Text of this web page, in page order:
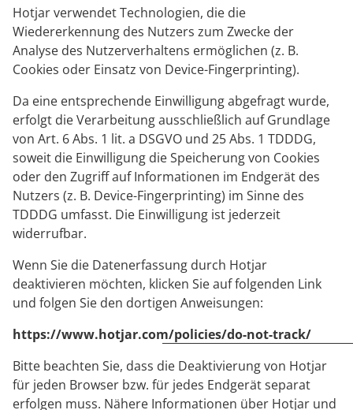
Hotjar verwendet Technologien, die die
Wiedererkennung des Nutzers zum Zwecke der
Analyse des Nutzerverhaltens ermöglichen (z. B.
Cookies oder Einsatz von Device-Fingerprinting).
Da eine entsprechende Einwilligung abgefragt wurde,
erfolgt die Verarbeitung ausschließlich auf Grundlage
von Art. 6 Abs. 1 lit. a DSGVO und 25 Abs. 1 TDDDG,
soweit die Einwilligung die Speicherung von Cookies
oder den Zugriff auf Informationen im Endgerät des
Nutzers (z. B. Device-Fingerprinting) im Sinne des
TDDDG umfasst. Die Einwilligung ist jederzeit
widerrufbar.
Wenn Sie die Datenerfassung durch Hotjar
deaktivieren möchten, klicken Sie auf folgenden Link
und folgen Sie den dortigen Anweisungen:
https://www.hotjar.com/policies/do-not-track/
Bitte beachten Sie, dass die Deaktivierung von Hotjar
für jeden Browser bzw. für jedes Endgerät separat
erfolgen muss. Nähere Informationen über Hotjar und